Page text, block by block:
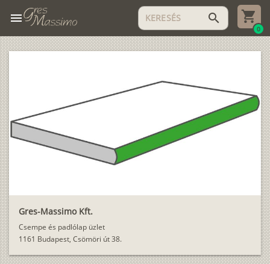
menu search
0
Gres-Massimo Kft.
Csempe és padlólap üzlet
1161 Budapest, Csömöri út 38.